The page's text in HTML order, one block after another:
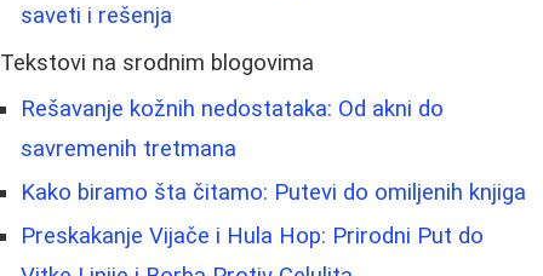
saveti i rešenja
Tekstovi na srodnim blogovima
Rešavanje kožnih nedostataka: Od akni do
savremenih tretmana
Kako biramo šta čitamo: Putevi do omiljenih knjiga
Preskakanje Vijače i Hula Hop: Prirodni Put do